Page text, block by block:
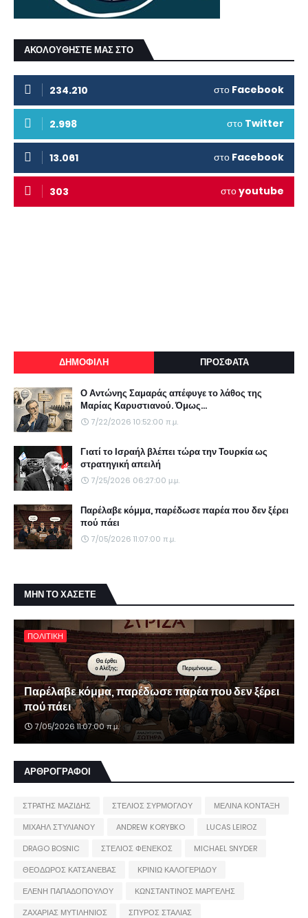
ΑΚΟΛΟΥΘΗΣΤΕ ΜΑΣ ΣΤΟ
234.210 στο Facebook
2.998 στο Twitter
13.061 στο Facebook
303 στοyoutube
ΔΗΜΟΦΙΛΗ ΠΡΟΣΦΑΤΑ
Ο Αντώνης Σαμαράς απέφυγε το λάθος της
Μαρίας Καρυστιανού. Όμως...
7/22/2026 10:52:00 π.μ.
Γιατί το Ισραήλ βλέπει τώρα την Τουρκία ως
στρατηγική απειλή
7/25/2026 06:27:00 μ.μ.
Παρέλαβε κόμμα, παρέδωσε παρέα που δεν ξέρει
πού πάει
7/05/2026 11:07:00 π.μ.
ΜΗΝ ΤΟ ΧΑΣΕΤΕ
ΠΟΛΙΤΙΚΗ
Παρέλαβε κόμμα, παρέδωσε παρέα που δεν ξέρει
πού πάει
7/05/2026 11:07:00 π.μ.
ΑΡΘΡΟΓΡΑΦΟΙ
ΣΤΡΑΤΗΣ ΜΑΖΙΔΗΣ ΣΤΕΛΙΟΣ ΣΥΡΜΟΓΛΟΥ
ΜΕΛΙΝΑ ΚΟΝΤΑΞΗ
ΜΙΧΑΗΛ ΣΤΥΛΙΑΝΟΥ
ANDREW KORYBKO
LUCAS LEIROZ
DRAGO BOSNIC
ΣΤΕΛΙΟΣ ΦΕΝΕΚΟΣ
MICHAEL SNYDER
ΘΕΟΔΩΡΟΣ ΚΑΤΣΑΝΕΒΑΣ
ΚΡΙΝΙΩ ΚΑΛΟΓΕΡΙΔΟΥ
ΕΛΕΝΗ ΠΑΠΑΔΟΠΟΥΛΟΥ
ΚΩΝΣΤΑΝΤΙΝΟΣ ΜΑΡΓΕΛΗΣ
ΖΑΧΑΡΙΑΣ ΜΥΤΙΛΗΝΙΟΣ
ΣΠΥΡΟΣ ΣΤΑΛΙΑΣ